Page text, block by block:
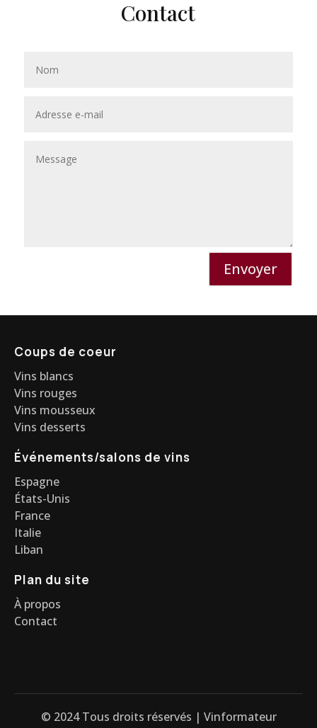
Contact
Envoyer
Coups de coeur
Vins blancs
Vins rouges
Vins mousseux
Vins desserts
Événements/salons de vins
Espagne
États-Unis
France
Italie
Liban
Plan du site
À propos
Contact
© 2024 Tous droits réservés | Vinformateur